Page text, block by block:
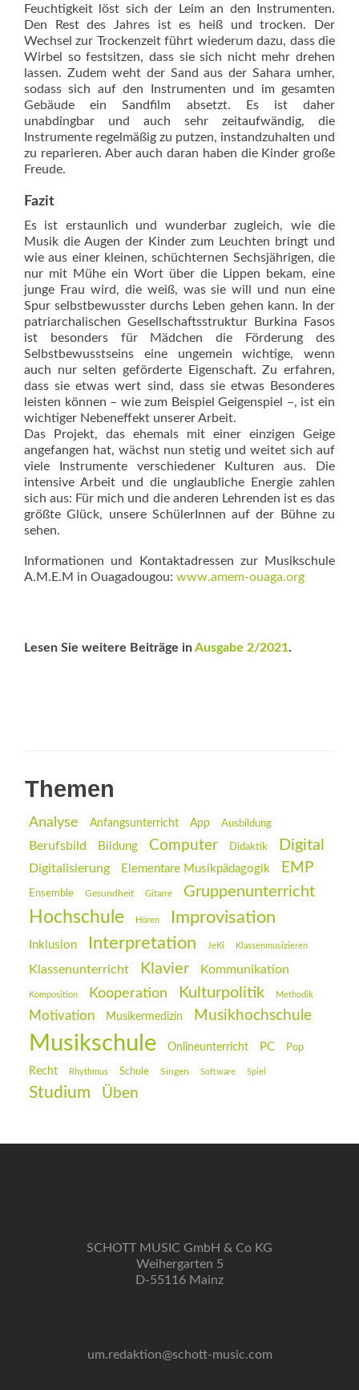
Feuchtigkeit löst sich der Leim an den Instrumenten.
Den Rest des Jahres ist es heiß und trocken. Der
Wechsel zur Trockenzeit führt wiederum dazu, dass die
Wirbel so festsitzen, dass sie sich nicht mehr drehen
lassen. Zudem weht der Sand aus der Sahara umher,
sodass sich auf den Instrumenten und im gesamten
Gebäude ein Sandfilm absetzt. Es ist daher
unabdingbar und auch sehr zeitaufwändig, die
Instrumente regelmäßig zu putzen, instandzuhalten und
zu reparieren. Aber auch daran haben die Kinder große
Freude.
Fazit
Es ist erstaunlich und wunderbar zugleich, wie die
Musik die Augen der Kinder zum Leuchten bringt und
wie aus einer kleinen, schüchternen Sechsjährigen, die
nur mit Mühe ein Wort über die Lippen bekam, eine
junge Frau wird, die weiß, was sie will und nun eine
Spur selbstbewusster durchs Leben gehen kann. In der
patriarchalischen Gesellschaftsstruktur Burkina Fasos
ist besonders für Mädchen die Förderung des
Selbstbewusstseins eine ungemein wichtige, wenn
auch nur selten geförderte Eigenschaft. Zu erfahren,
dass sie etwas wert sind, dass sie etwas Besonderes
leisten können – wie zum Beispiel Geigenspiel –, ist ein
wichtiger Nebeneffekt unserer Arbeit.
Das Projekt, das ehemals mit einer einzigen Geige
angefangen hat, wächst nun stetig und weitet sich auf
viele Instrumente verschiedener Kulturen aus. Die
intensive Arbeit und die unglaubliche Energie zahlen
sich aus: Für mich und die anderen Lehrenden ist es das
größte Glück, unsere SchülerInnen auf der Bühne zu
sehen.
Informationen und Kontaktadressen zur Musikschule
A.M.E.M in Ouagadougou: www.amem-ouaga.org
Lesen Sie weitere Beiträge inAusgabe 2/2021.
Themen
Analyse Anfangsunterricht App Ausbildung
Berufsbild Bildung Computer Didaktik Digital
Digitalisierung Elementare Musikpädagogik EMP
Ensemble Gesundheit Gitarre Gruppenunterricht
Hochschule Hören Improvisation
Inklusion Interpretation JeKi Klassenmusizieren
Klassenunterricht Klavier Kommunikation
Komposition Kooperation Kulturpolitik Methodik
Motivation Musikermedizin Musikhochschule
Musikschule Onlineunterricht PC Pop
Recht Rhythmus Schule Singen Software Spiel
Studium Üben
SCHOTT MUSIC GmbH & Co KG
Weihergarten 5
D-55116 Mainz
um.redaktion@schott-music.com